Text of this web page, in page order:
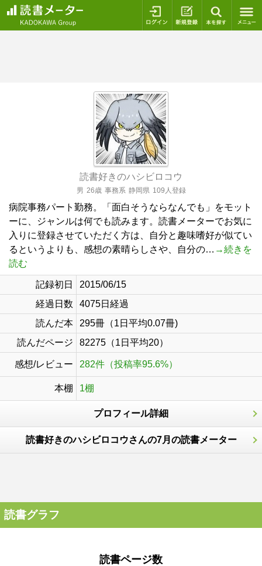
ログイン 新規登録
読書好きのハシビロコウ
男 26歳 事務系 静岡県 109人登録
病院事務パート勤務。「面白そうならなんでも」をモット
ーに、ジャンルは何でも読みます。読書メーターでお気に
入りに登録させていただく方は、自分と趣味嗜好が似てい
るというよりも、感想の素晴らしさや、自分の… →続きを
読む
記録初日
2015/06/15
経過日数
4075日経過
読んだ本
295冊（1日平均0.07冊)
読んだページ
82275（1日平均20）
感想/レビュー 282件（投稿率95.6%）
本棚 1棚
プロフィール詳細
読書好きのハシビロコウさんの7月の読書メーター
読書グラフ
読書ページ数